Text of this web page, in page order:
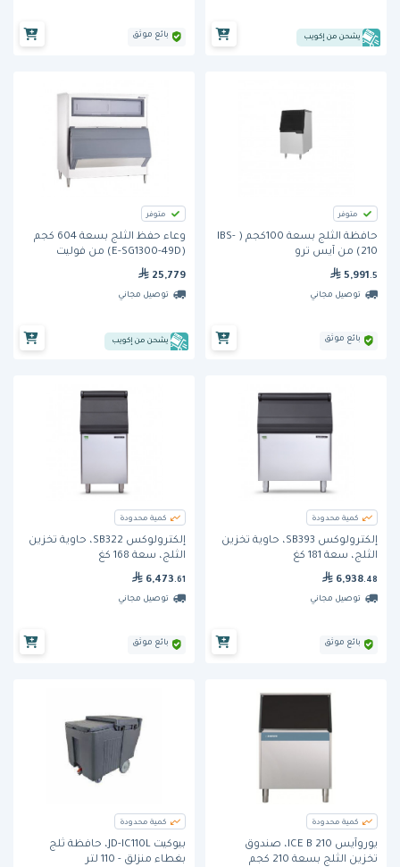
يشحن من إكويب بائع موثق
متوفر
حافظة الثلج بسعة 100كجم ( IBS-
210) من آيس ترو
5,991 .5
توصيل مجاني
بائع موثق
متوفر
وعاء حفظ الثلج بسعة 604 كجم
(E-SG1300-49D) من فوليت
25,779
توصيل مجاني
يشحن من إكويب
كمية محدودة
إلكترولوكس SB393، حاوية تخزين
الثلج، سعة 181 كغ
6,938.48
توصيل مجاني
بائع موثق
كمية محدودة
إلكترولوكس SB322، حاوية تخزين
الثلج، سعة 168 كغ
6,473 .61
توصيل مجاني
بائع موثق
كمية محدودة
يوروآيس ICE B 210، صندوق
تخزين الثلج بسعة 210 كجم
كمية محدودة
بيوكيت JD-IC110L، حافظة ثلج
بغطاء منزلق - 110 لتر